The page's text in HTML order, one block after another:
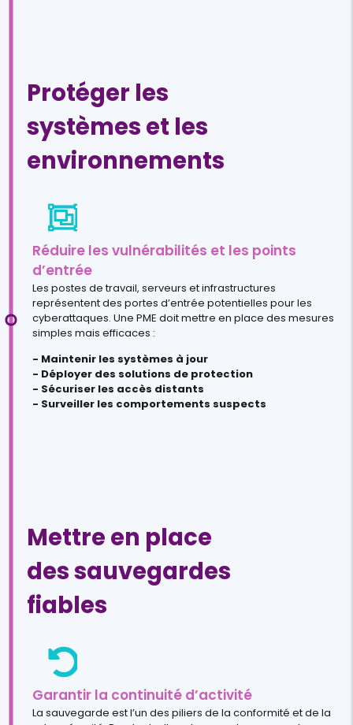
Protéger les
systèmes et les
environnements
Réduire les vulnérabilités et les points
d’entrée
Les postes de travail, serveurs et infrastructures
représentent des portes d’entrée potentielles pour les
cyberattaques. Une PME doit mettre en place des mesures
simples mais efficaces :
- Maintenir les systèmes à jour
- Déployer des solutions de protection
- Sécuriser les accès distants
- Surveiller les comportements suspects
Mettre en place
des sauvegardes
fiables
Garantir la continuité d’activité
La sauvegarde est l’un des piliers de la conformité et de la